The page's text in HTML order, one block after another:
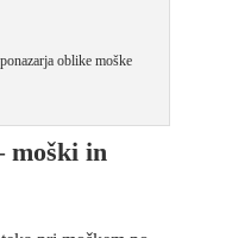
oblike moške
moški in